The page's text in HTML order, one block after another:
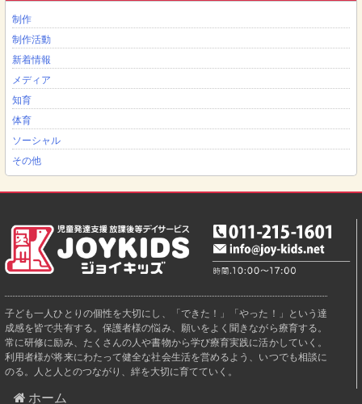
制作
制作活動
新着情報
メディア
知育
体育
ソーシャル
その他
子ども一人ひとりの個性を大切にし、「できた！」「やった！」という達
成感を皆で共有する。保護者様の悩み、願いをよく聞きながら療育する。
常に研修に励み、たくさんの人や書物から学び療育実践に活かしていく。
利用者様が将来にわたって健全な社会生活を営めるよう、いつでも相談に
のる。人と人とのつながり、絆を大切に育てていく。
ホーム